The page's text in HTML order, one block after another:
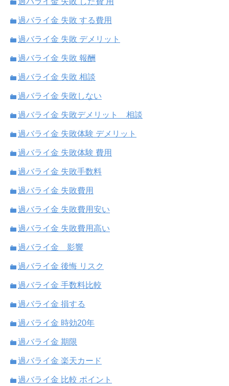
過バライ金 失敗 する費用
過バライ金 失敗 デメリット
過バライ金 失敗 報酬
過バライ金 失敗 相談
過バライ金 失敗しない
過バライ金 失敗デメリット 相談
過バライ金 失敗体験 デメリット
過バライ金 失敗体験 費用
過バライ金 失敗手数料
過バライ金 失敗費用
過バライ金 失敗費用安い
過バライ金 失敗費用高い
過バライ金 影響
過バライ金 後悔 リスク
過バライ金 手数料比較
過バライ金 損する
過バライ金 時効20年
過バライ金 期限
過バライ金 楽天カード
過バライ金 比較 ポイント